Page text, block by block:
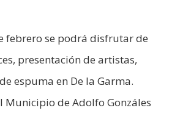
febrero se podrá disfrutar de
presentación de artistas,
espuma en De la Garma.
Municipio de Adolfo Gonzáles